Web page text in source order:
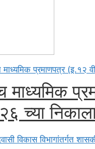
माध्यमिक
च्या